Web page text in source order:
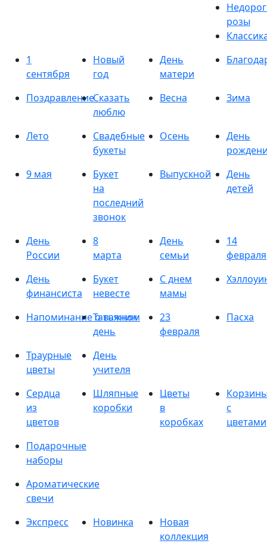
розы
1
сентября
Новый
год
День
матери
ПоздравлениеСказать
люблю
Весна Зима
Лето
Свадебные
букеты
Осень
День
9 мая
Букет
на
последний
звонок
Выпускной
День
детей
День
России
8
марта
День
семьи
14
февраля
День
финансиста
Букет
невесте
С днем
мамы
Напоминание о важном
Татьянин
день
23
февраля
Пасха
Траурные
цветы
День
учителя
Сердца
из
цветов
Шляпные
коробки
Цветы
в
коробках
с
цветами
Подарочные
наборы
Ароматические
свечи
Экспресс
Новинка
Новая
коллекция